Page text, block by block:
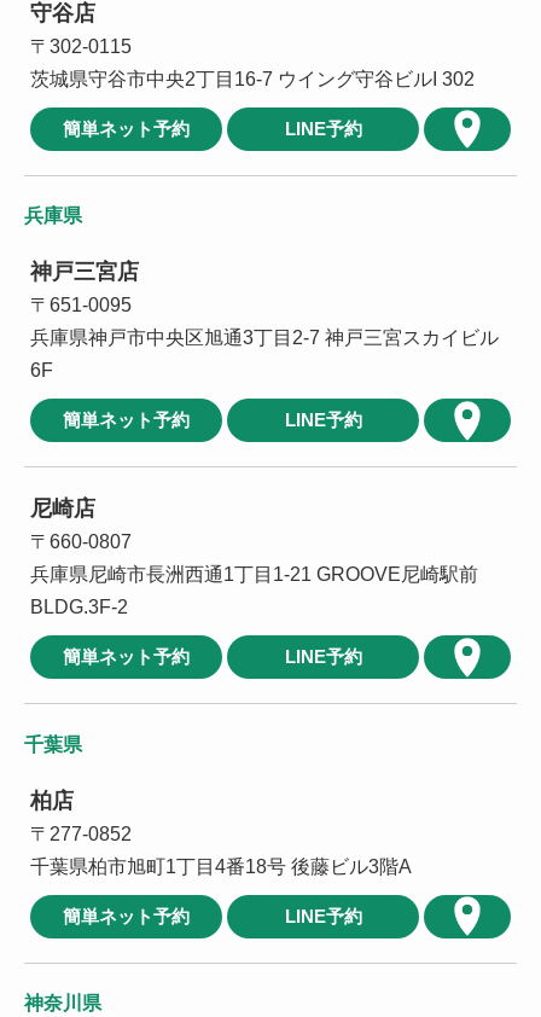
守谷店
〒302-0115
茨城県守谷市中央2丁目16-7 ウイング守谷ビルI 302
簡単ネット予約 LINE予約
兵庫県
神戸三宮店
〒651-0095
兵庫県神戸市中央区旭通3丁目2-7 神戸三宮スカイビル
6F
簡単ネット予約 LINE予約
尼崎店
〒660-0807
兵庫県尼崎市長洲西通1丁目1-21 GROOVE尼崎駅前
BLDG.3F-2
簡単ネット予約 LINE予約
千葉県
柏店
〒277-0852
千葉県柏市旭町1丁目4番18号 後藤ビル3階A
簡単ネット予約 LINE予約
神奈川県